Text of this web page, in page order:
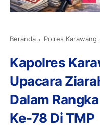
Beranda Polres Karawang
Kapolres
Upacara
Dalam
Ke-78 Di TMP